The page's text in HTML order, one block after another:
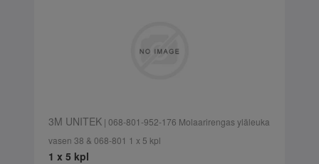
3M UNITEK| 068-801-952-176 Molaarirengas yläleuka
vasen 38 & 068-801 1 x 5 kpl
1 x 5 kpl